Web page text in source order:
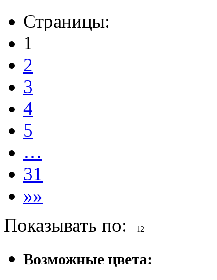
Страницы:
1
2
3
4
5
…
31
»»
Показывать по:
12
Возможные цвета: